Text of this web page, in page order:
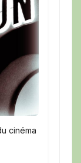
cinéma